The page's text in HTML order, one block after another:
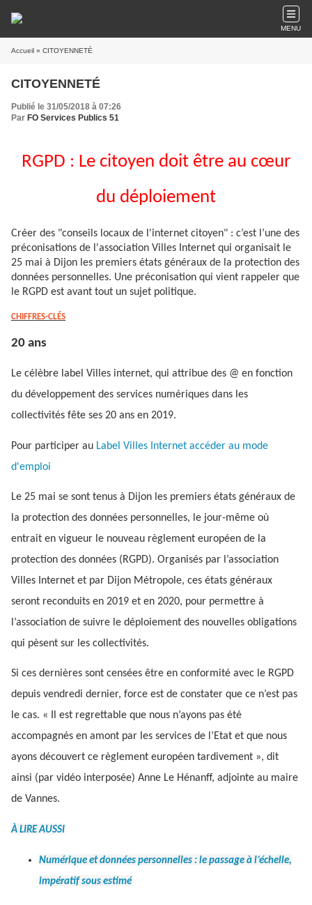
MENU
Accueil » CITOYENNETÉ
CITOYENNETÉ
Publié le 31/05/2018 à 07:26
Par FO Services Publics 51
RGPD : Le citoyen doit être au cœur
du déploiement
Créer des "conseils locaux de l'internet citoyen" : c’est l’une des
préconisations de l'association Villes Internet qui organisait le
25 mai à Dijon les premiers états généraux de la protection des
données personnelles. Une préconisation qui vient rappeler que
le RGPD est avant tout un sujet politique.
CHIFFRES-CLÉS
20 ans
Le célèbre label Villes internet, qui attribue des @ en fonction
du développement des services numériques dans les
collectivités fête ses 20 ans en 2019.
Pour participer au Label Villes Internet accéder au mode
d'emploi
Le 25 mai se sont tenus à Dijon les premiers états généraux de
la protection des données personnelles, le jour-même où
entrait en vigueur le nouveau règlement européen de la
protection des données (RGPD). Organisés par l’association
Villes Internet et par Dijon Métropole, ces états généraux
seront reconduits en 2019 et en 2020, pour permettre à
l’association de suivre le déploiement des nouvelles obligations
qui pèsent sur les collectivités.
Si ces dernières sont censées être en conformité avec le RGPD
depuis vendredi dernier, force est de constater que ce n’est pas
le cas. « Il est regrettable que nous n’ayons pas été
accompagnés en amont par les services de l’Etat et que nous
ayons découvert ce règlement européen tardivement », dit
ainsi (par vidéo interposée) Anne Le Hénanff, adjointe au maire
de Vannes.
À LIRE AUSSI
Numérique et données personnelles : le passage à l’échelle,
impératif sous estimé